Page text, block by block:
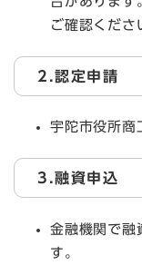
ご確認くださ
2.認定申請
宇陀市役所商
3.融資申込
金融機関で融
す。